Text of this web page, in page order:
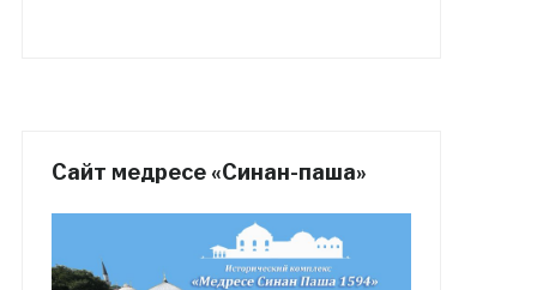
Сайт медресе «Синан-паша»